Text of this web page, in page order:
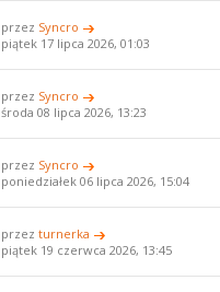
przez Syncro
piątek 17 lipca 2026, 01:03
przez Syncro
środa 08 lipca 2026, 13:23
przez Syncro
poniedziałek 06 lipca 2026, 15:04
przezturnerka
piątek 19 czerwca 2026, 13:45